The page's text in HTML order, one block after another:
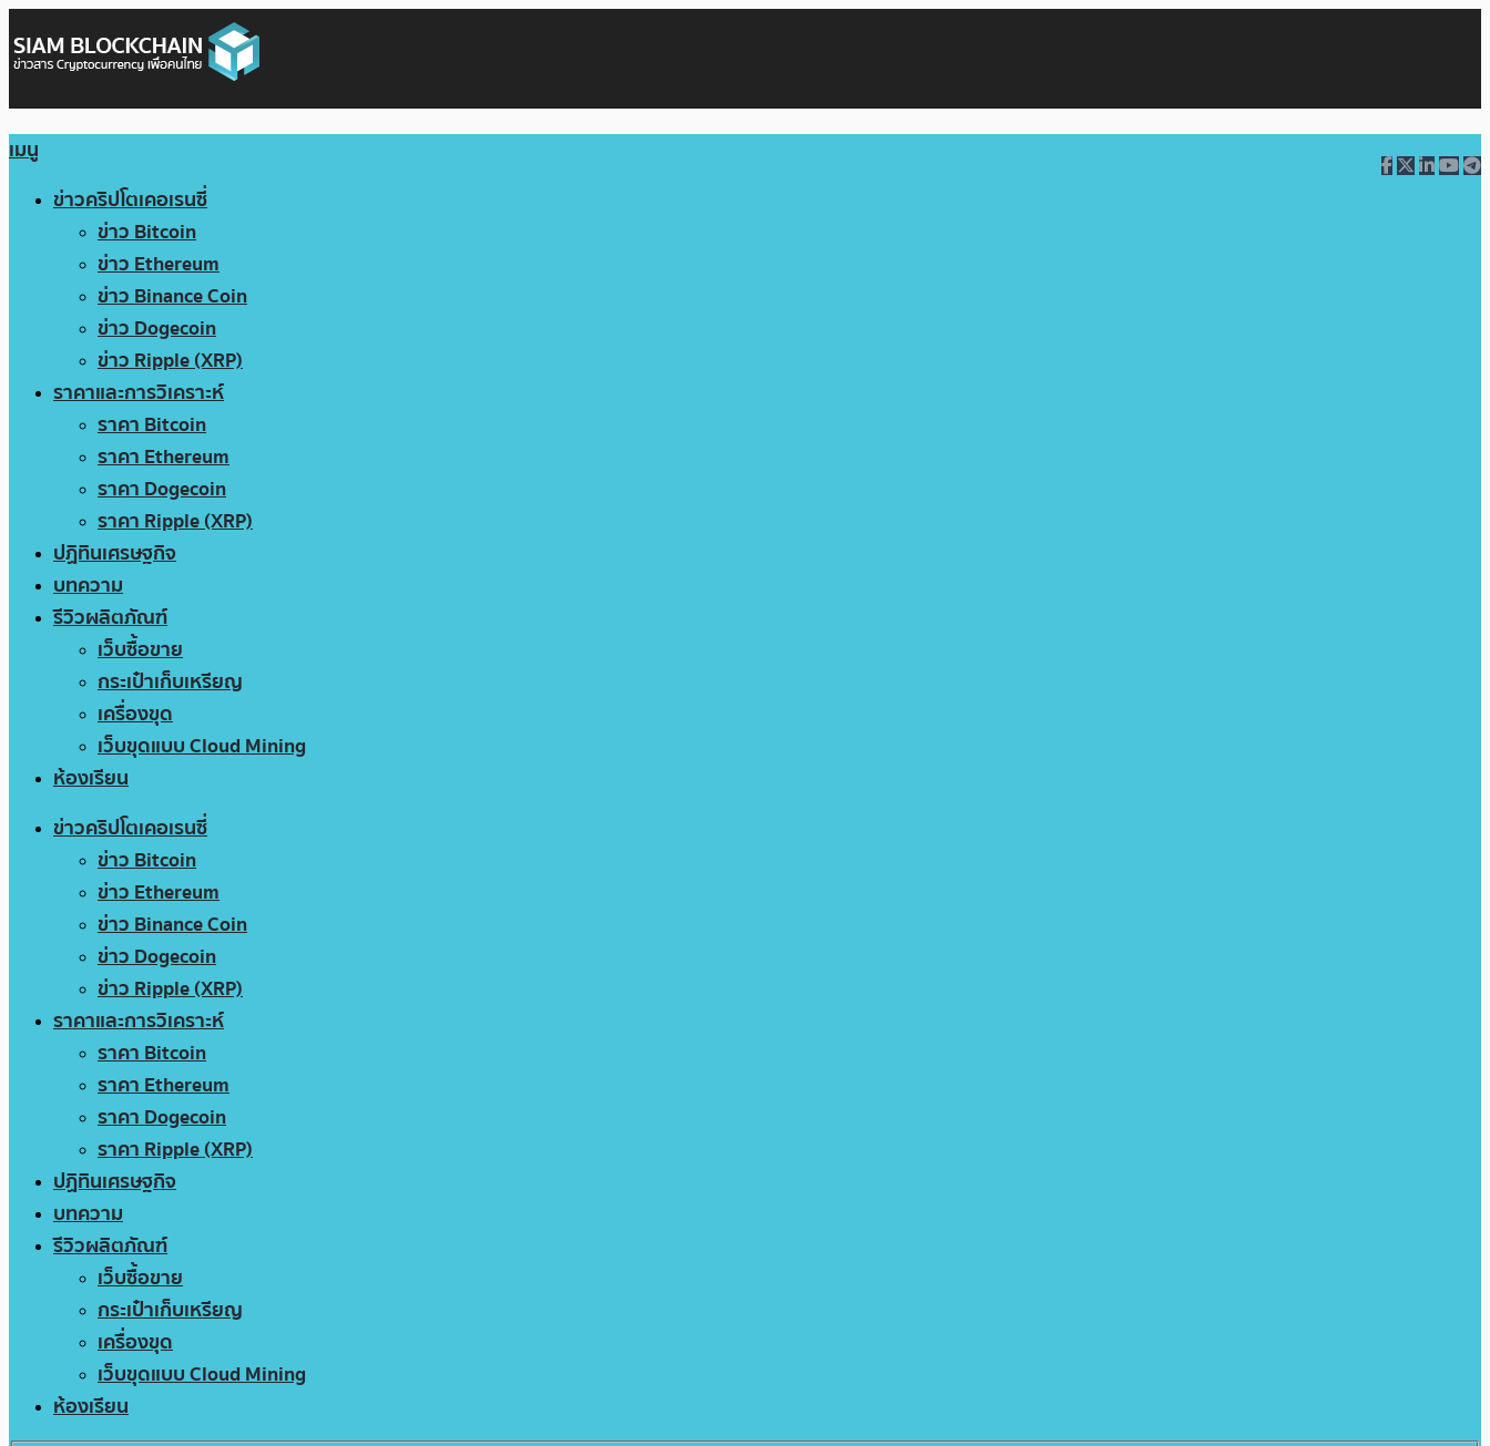
เมนู
ข่าวคริปโตเคอเรนซี่
ข่าว Bitcoin
ข่าว Ethereum
ข่าว Binance Coin
ข่าว Dogecoin
ข่าว Ripple (XRP)
ราคาและการวิเคราะห์
ราคา Bitcoin
ราคา Ethereum
ราคา Dogecoin
ราคา Ripple (XRP)
ปฏิทินเศรษฐกิจ
บทความ
รีวิวผลิตภัณฑ์
เว็บซื้อขาย
กระเป๋าเก็บเหรียญ
เครื่องขุด
เว็บขุดแบบ Cloud Mining
ห้องเรียน
ข่าวคริปโตเคอเรนซี่
ข่าว Bitcoin
ข่าว Ethereum
ข่าว Binance Coin
ข่าว Dogecoin
ข่าว Ripple (XRP)
ราคาและการวิเคราะห์
ราคา Bitcoin
ราคา Ethereum
ราคา Dogecoin
ราคา Ripple (XRP)
ปฏิทินเศรษฐกิจ
บทความ
รีวิวผลิตภัณฑ์
เว็บซื้อขาย
กระเป๋าเก็บเหรียญ
เครื่องขุด
เว็บขุดแบบ Cloud Mining
ห้องเรียน